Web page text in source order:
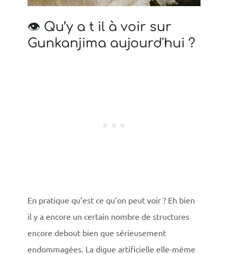
👁️ Qu’y a t il à voir sur
Gunkanjima aujourd'hui ?
En pratique qu’est ce qu’on peut voir ? Eh bien
il y a encore un certain nombre de structures
encore debout bien que sérieusement
endommagées. La digue artificielle elle-même